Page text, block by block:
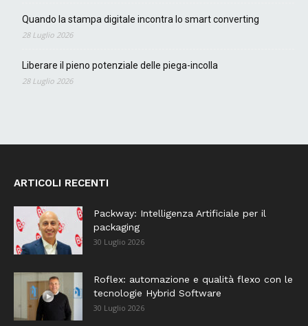
Quando la stampa digitale incontra lo smart converting
28 Luglio 2026
Liberare il pieno potenziale delle piega-incolla
28 Luglio 2026
ARTICOLI RECENTI
Packway: Intelligenza Artificiale per il
packaging
30 Luglio 2026
Roflex: automazione e qualità flexo con le
tecnologie Hybrid Software
30 Luglio 2026